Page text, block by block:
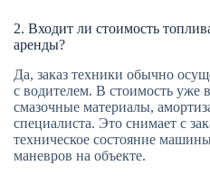
2. Входит ли стоимость
аренды?
Да, заказ техники обычно
с водителем. В стоимость уже
смазочные материалы,
специалиста. Это снимает с
техническое состояние
маневров на объекте.